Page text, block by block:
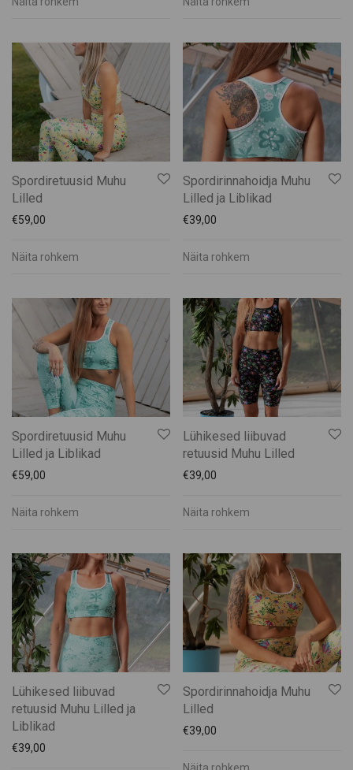
Muhu Jäätise Wabrik
Muhu Liha
Muhu Mesi
Muhu Pagarid
Muhu Pärandikool
Muhu Pruulikoda
Muhu Puidukoda
Muhu Toidupank
Muhufitness
Muhulife
Muhurito
MuRu Craft
Mütsiministeerium
Pädaste Gourmet
Peeter Dudnik
Piret Lember
Ranna Mesila
Reine Uspenski
Silja Kuusk
SPA Palju
TH garage
Tiina Saar
Triinu Traumann
Vilja Promet
Ehted
Elamused
Heategevus
Spordiretuusid Muhu
Lilled
€59,00
Näita rohkem
Spordirinnahoidja Muhu
Lilled ja Liblikad
€39,00
Näita rohkem
Spordiretuusid Muhu
Lilled ja Liblikad
€59,00
Näita rohkem
Lühikesed liibuvad
retuusid Muhu Lilled
€39,00
Näita rohkem
Lühikesed liibuvad
retuusid Muhu Lilled ja
Liblikad
€39,00
Spordirinnahoidja Muhu
Lilled
€39,00